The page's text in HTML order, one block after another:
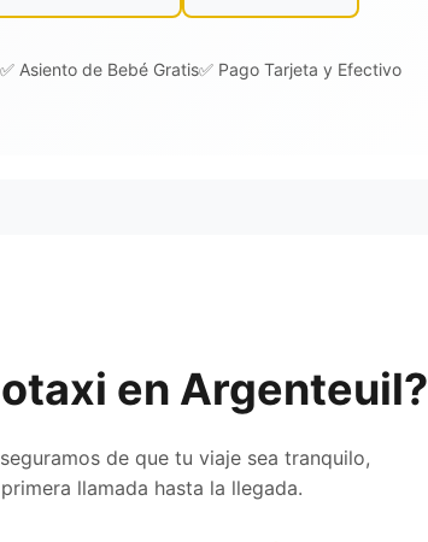
✅ Asiento de Bebé Gratis✅ Pago Tarjeta y Efectivo
en Argenteuil?
de que tu viaje sea tranquilo,
llamada hasta la llegada.